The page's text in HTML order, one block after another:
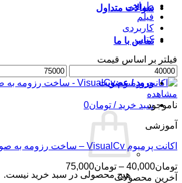
سوالات متداول
تماس با ما
ورود / عضویت
سبد خرید / تومان0
هیچ محصولی در سبد خرید نیست.
طراحی
فیلم
کاربردی
کتاب
فیلتر بر اساس قیمت
حداقل
قیمت
حداکثر
قیمت
مشاهده
ناموجود
آموزشی
اکانت پرمیوم VisualCv – ساخت رزومه به صورت آنلاین
تومان40,000
– تومان75,000محدوده
قیمت:
آخرین محصولات